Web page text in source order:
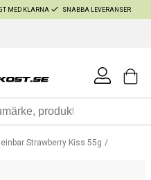
MED KLARNA SNABBA LEVERANSER
Strawberry Kiss 55g